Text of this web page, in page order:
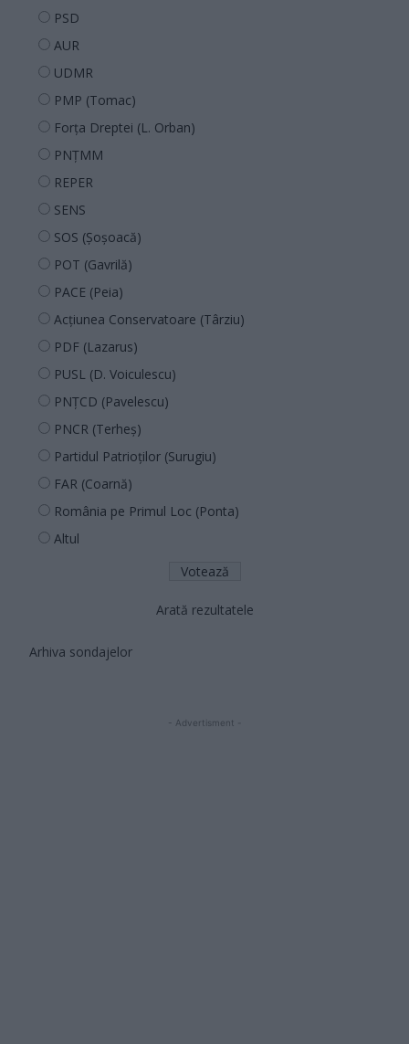
PSD
AUR
UDMR
PMP (Tomac)
Forța Dreptei (L. Orban)
PNȚMM
REPER
SENS
SOS (Șoșoacă)
POT (Gavrilă)
PACE (Peia)
Acțiunea Conservatoare (Târziu)
PDF (Lazarus)
PUSL (D. Voiculescu)
PNȚCD (Pavelescu)
PNCR (Terheș)
Partidul Patrioților (Surugiu)
FAR (Coarnă)
România pe Primul Loc (Ponta)
Altul
Arată rezultatele
Arhiva sondajelor
- Advertisment -